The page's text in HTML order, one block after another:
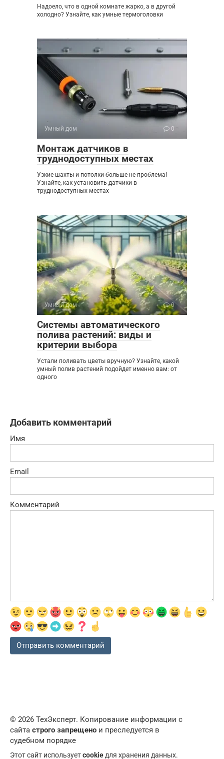
Надоело, что в одной комнате жарко, а в другой
холодно? Узнайте, как умные термоголовки
Умный дом 0
Монтаж датчиков в
труднодоступных местах
Узкие шахты и потолки больше не проблема!
Узнайте, как установить датчики в
труднодоступных местах
Умный дом 0
Системы автоматического
полива растений: виды и
критерии выбора
Устали поливать цветы вручную? Узнайте, какой
умный полив растений подойдет именно вам: от
одного
Добавить комментарий
Имя
Email
Комментарий
© 2026 ТехЭксперт. Копирование информации с
сайта строго запрещено и преследуется в
судебном порядке
Этот сайт используетcookieдля хранения данных.